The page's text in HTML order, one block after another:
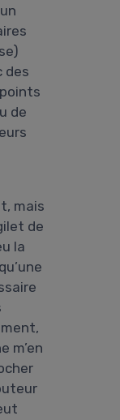
des
de
mais
de
la
m’en